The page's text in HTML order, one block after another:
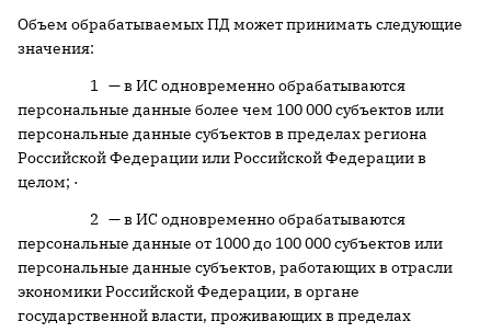
Объем обрабатываемых ПД может принимать следующие
значения:
1 — в ИС одновременно обрабатываются
персональные данные более чем 100 000 субъектов или
персональные данные субъектов в пределах региона
Российской Федерации или Российской Федерации в
целом; ·
2 — в ИС одновременно обрабатываются
персональные данные от 1000 до 100 000 субъектов или
персональные данные субъектов, работающих в отрасли
экономики Российской Федерации, в органе
государственной власти, проживающих в пределах